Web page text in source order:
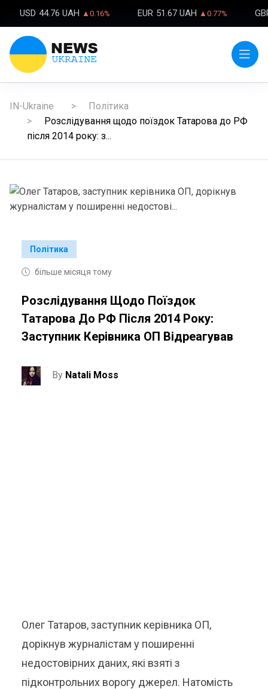
USD 44.76 UAH ▲0.16% EUR 51.67 UAH ▲0.77%
IN-Ukraine
Політика
Розслідування щодо поїздок Татарова до РФ
після 2014 року: з...
Політика
більше місяця тому
Розслідування Щодо Поїздок
Татарова До РФ Після 2014 Року:
Заступник Керівника ОП Відреагував
By Natali Moss
Олег Татаров, заступник керівника ОП,
дорікнув журналістам у поширенні
недостовірних даних, які взяті з
підконтрольних ворогу джерел. Натомість